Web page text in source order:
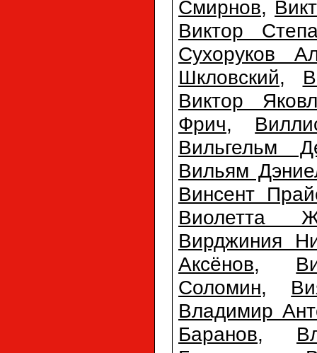
Смирнов,
Виктор
Сухоруков
Шкловский,
Виктор
Фрич,
Вильгельм
Вильям
Винсент
Виолетта
Вирджиния
Аксёнов,
Соломин,
Владимир
Баранов,